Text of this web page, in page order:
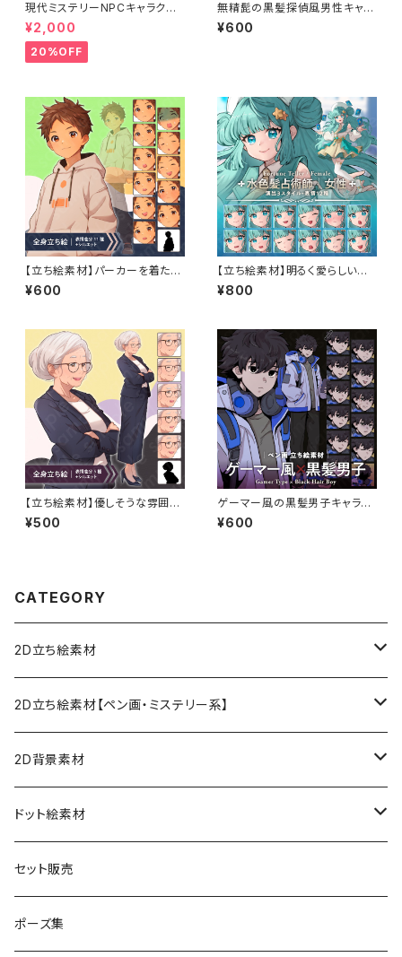
現代ミステリーNPCキャラクタ
ー5体セット｜店員・運転手・情
報屋・TRPG向け立ち絵素材
¥2,000
20%OFF
無精髭の黒髪探偵風男性キャラ
クターの立ち絵素材｜ペン画
調・ミステリー・サスペンス向け
¥600
【立ち絵素材】パーカーを着た主
人公風な雰囲気の茶髪少年の
イラスト・現代・男の子・小学生・
¥600
【立ち絵素材】明るく愛らしい占
術師風の女性キャラクター・水色
髪・演出3スタイル・表情12種
¥800
【立ち絵素材】優しそうな雰囲気
のスーツを着た校長風白髪女性
モブキャライラスト・現代・教師・
¥500
ゲーマー風の黒髪男子キャラク
ターの立ち絵素材｜ペン画調・
現代ミステリー・日常向け
¥600
CATEGORY
2D立ち絵素材
ファンタジー
女性
男性
現代
女性
男性
2D立ち絵素材【ペン画・ミステリー系】
現代
女性
男性
ファンタジー
女性
男性
2D背景素材
ファンタジー
現代
ドット絵素材
背景素材
ファンタジー
立ち絵素材
セット販売
ポーズ集